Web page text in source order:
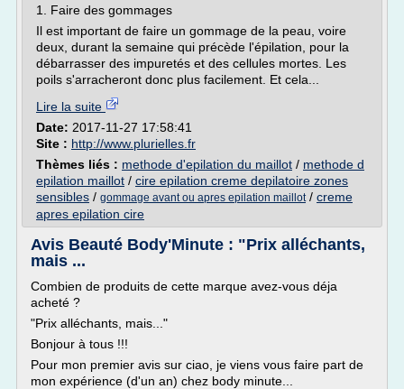
1. Faire des gommages
Il est important de faire un gommage de la peau, voire
deux, durant la semaine qui précède l'épilation, pour la
débarrasser des impuretés et des cellules mortes. Les
poils s'arracheront donc plus facilement. Et cela...
Lire la suite
Date: 2017-11-27 17:58:41
Site : http://www.plurielles.fr
Thèmes liés : methode d'epilation du maillot / methode d
epilation maillot / cire epilation creme depilatoire zones
sensibles / gommage avant ou apres epilation maillot/ creme
apres epilation cire
Avis Beauté Body'Minute : "Prix alléchants,
mais ...
Combien de produits de cette marque avez-vous déja
acheté ?
"Prix alléchants, mais..."
Bonjour à tous !!!
Pour mon premier avis sur ciao, je viens vous faire part de
mon expérience (d'un an) chez body minute...